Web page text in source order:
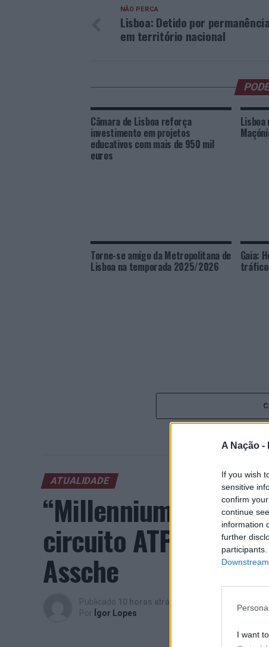
A Nação -
If you wish
sensitive
confirm
continue
information
further
I want
NÃO PERCA
Lisboa: Detido por
em território nacional
Câmara de Lisboa reforça
investimento em projetos
educativos com mais de 950 mil
euros
Torne-se amigo da Metropolitana de
Lisboa na temporada 2025/2026
Gaia:
tráfico
ATUALIDADE
“Millennium Estoril
circuito ATP com
Assche
Publicado 10 horas atrás
Por Ígor Lopes